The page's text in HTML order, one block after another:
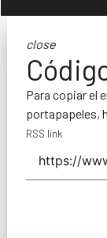
close
Para copiar el
portapapeles,
RSS link